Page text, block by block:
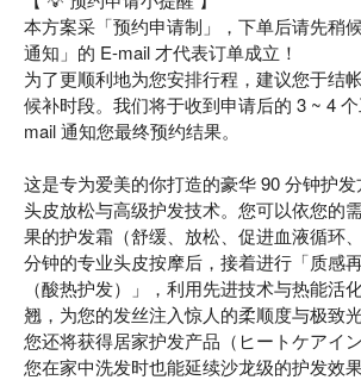
本方案采「预约申请制」，下单后请先稍
通知」的 E-mail 才代表订单成立！
为了更顺利地为您安排行程，建议您于结
候补时段。我们将于收到申请后的 3 ~ 4
mail 通知您最终预约结果。
这是专为爱美的你打造的豪华 90 分钟护
头皮放松与高级护发技术。您可以依您的
果的护发霜（舒缓、放松、促进血液循环
分钟的专业头皮按摩后，接着进行「质感
（酸热护发）」，利用先进技术与热能活
翘，为您的发丝注入惊人的柔顺度与极致
您还将获得居家护发产品（ヒートケアイ
您在家中洗发时也能延续沙龙级的护发效果